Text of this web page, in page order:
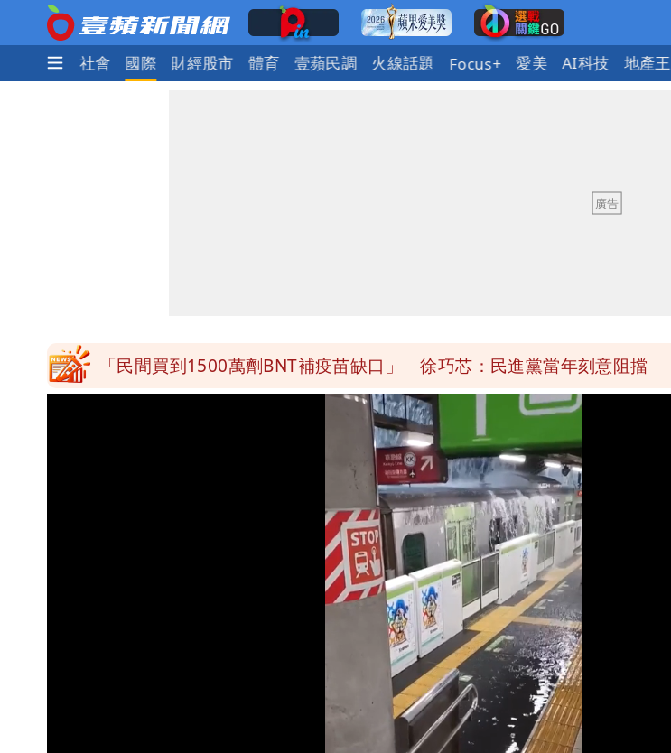
政治 社會 國際 財經股市 體育 壹蘋民調 火線話題 Focus+ 愛美 AI科技 地產王
「民間買到1500萬劑BNT補疫苗缺口」 徐巧芯：民進黨當年刻意阻擋
批綠藉慈濟遭詐「洗記憶」 張彤：疫苗荒3+11台灣人沒有失憶
慈濟遭詐｜陳時中要別人道歉 黃建賓：你敢不敢先面對自己責任
「小英男孩」涉貪洗錢起訴8個月首出庭 他翻供不認貪污、洗錢
為何她能騙到慈濟？陳昱瑄背景超硬 當過政府法律顧問
慈濟遭詐｜他斥：擋疫苗首惡想洗成功臣「當台灣人金魚腦？」